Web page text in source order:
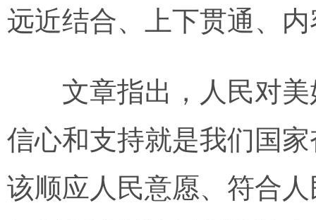
远近结合、上下贯通、
文章指出，人民对美
信心和支持就是我们国
该顺应人民意愿、符合